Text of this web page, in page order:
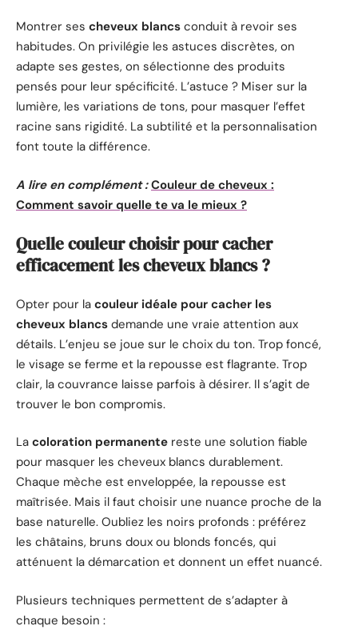
Montrer ses cheveux blancs conduit à revoir ses
habitudes. On privilégie les astuces discrètes, on
adapte ses gestes, on sélectionne des produits
pensés pour leur spécificité. L’astuce ? Miser sur la
lumière, les variations de tons, pour masquer l’effet
racine sans rigidité. La subtilité et la personnalisation
font toute la différence.
A lire en complément : Couleur de cheveux :
Comment savoir quelle te va le mieux ?
Quelle couleur choisir pour cacher
efficacement les cheveux blancs ?
Opter pour la couleur idéale pour cacher les
cheveux blancs demande une vraie attention aux
détails. L’enjeu se joue sur le choix du ton. Trop foncé,
le visage se ferme et la repousse est flagrante. Trop
clair, la couvrance laisse parfois à désirer. Il s’agit de
trouver le bon compromis.
La coloration permanente reste une solution fiable
pour masquer les cheveux blancs durablement.
Chaque mèche est enveloppée, la repousse est
maîtrisée. Mais il faut choisir une nuance proche de la
base naturelle. Oubliez les noirs profonds : préférez
les châtains, bruns doux ou blonds foncés, qui
atténuent la démarcation et donnent un effet nuancé.
Plusieurs techniques permettent de s’adapter à
chaque besoin :